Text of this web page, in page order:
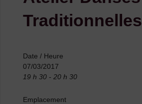
Traditionnelles
Date / Heure
07/03/2017
19 h 30 - 20 h 30
Emplacement